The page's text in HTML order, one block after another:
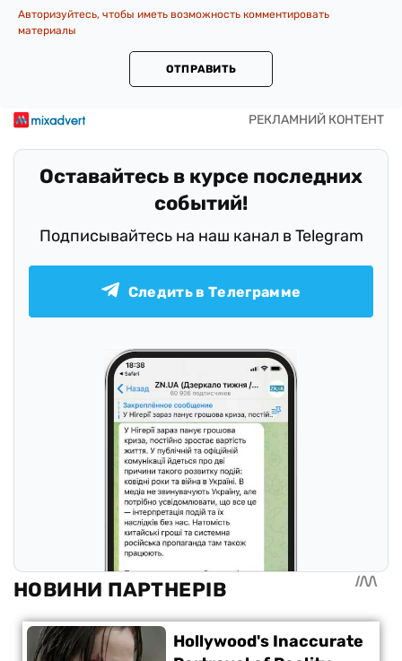
Авторизуйтесь, чтобы иметь возможность комментировать
материалы
ОТПРАВИТЬ
Оставайтесь в курсе последних
событий!
Подписывайтесь на наш канал в Telegram
Следить в Телеграмме